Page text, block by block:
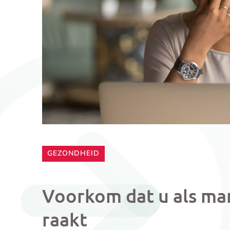
CATEGORIE:
GEZONDHEID
Voorkom dat u als
raakt